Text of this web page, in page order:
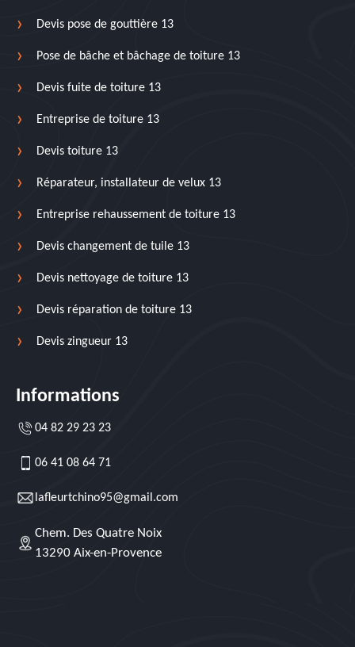
Devis pose de gouttière 13
Pose de bâche et bâchage de toiture 13
Devis fuite de toiture 13
Entreprise de toiture 13
Devis toiture 13
Réparateur, installateur de velux 13
Entreprise rehaussement de toiture 13
Devis changement de tuile 13
Devis nettoyage de toiture 13
Devis réparation de toiture 13
Devis zingueur 13
Informations
04 82 29 23 23
06 41 08 64 71
lafleurtchino95@gmail.com
Chem. Des Quatre Noix
13290 Aix-en-Provence